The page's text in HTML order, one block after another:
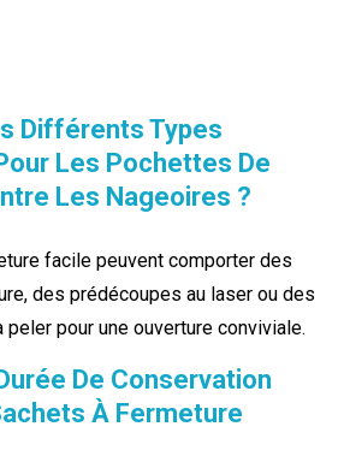
Différents Types
Les Pochettes De
Les Nageoires ?
facile peuvent comporter des
des prédécoupes au laser ou des
pour une ouverture conviviale.
De Conservation
À Fermeture